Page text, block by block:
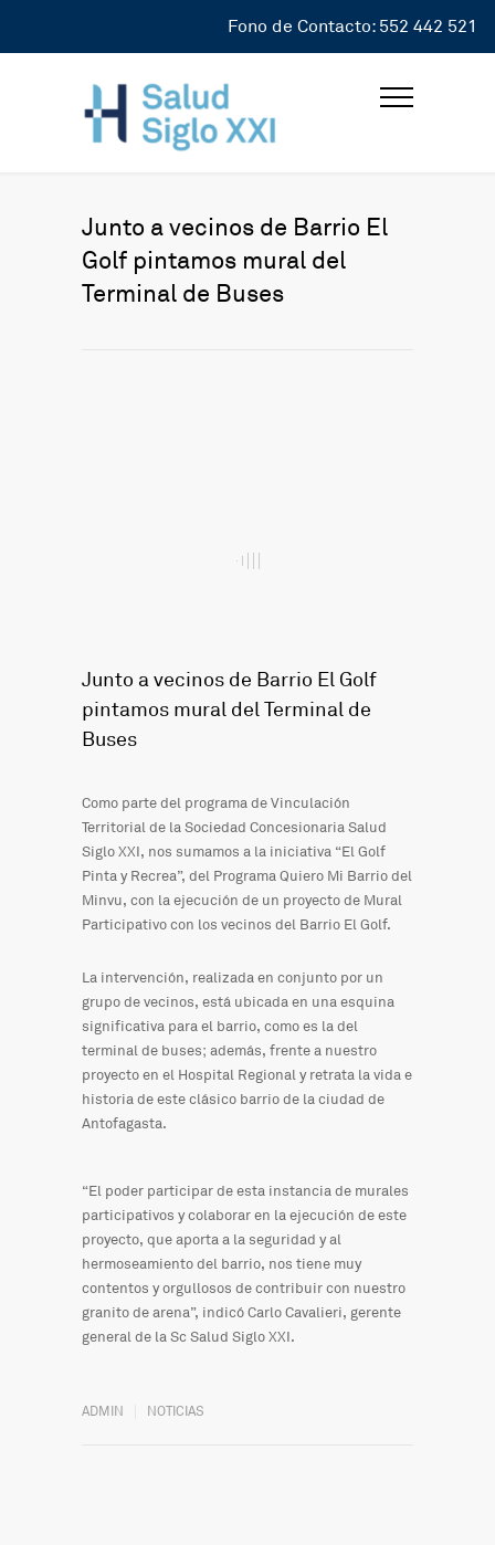
Fono de Contacto: 552 442 521
Junto a vecinos de Barrio El
Golf pintamos mural del
Terminal de Buses
Junto a vecinos de Barrio El Golf
pintamos mural del Terminal de
Buses
Como parte del programa de Vinculación
Territorial de la Sociedad Concesionaria Salud
Siglo XXI, nos sumamos a la iniciativa “El Golf
Pinta y Recrea”, del Programa Quiero Mi Barrio del
Minvu, con la ejecución de un proyecto de Mural
Participativo con los vecinos del Barrio El Golf.
La intervención, realizada en conjunto por un
grupo de vecinos, está ubicada en una esquina
significativa para el barrio, como es la del
terminal de buses; además, frente a nuestro
proyecto en el Hospital Regional y retrata la vida e
historia de este clásico barrio de la ciudad de
Antofagasta.
“El poder participar de esta instancia de murales
participativos y colaborar en la ejecución de este
proyecto, que aporta a la seguridad y al
hermoseamiento del barrio, nos tiene muy
contentos y orgullosos de contribuir con nuestro
granito de arena”, indicó Carlo Cavalieri, gerente
general de la Sc Salud Siglo XXI.
ADMIN NOTICIAS